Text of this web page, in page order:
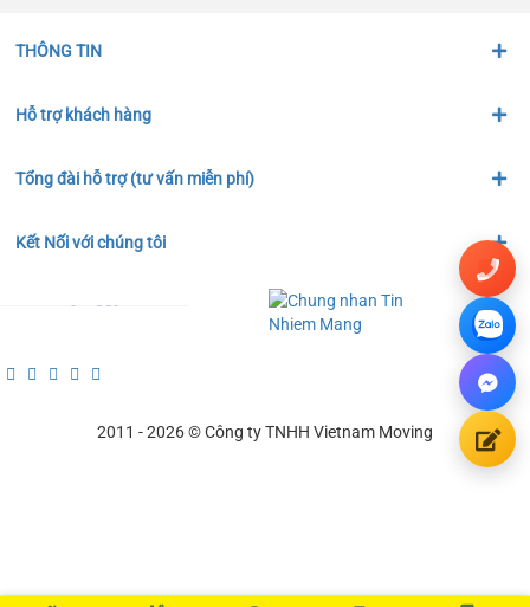
THÔNG TIN
Hỗ trợ khách hàng
Tổng đài hỗ trợ (tư vấn miễn phí)
Kết Nối với chúng tôi
2011 - 2026 © Công ty TNHH Vietnam Moving